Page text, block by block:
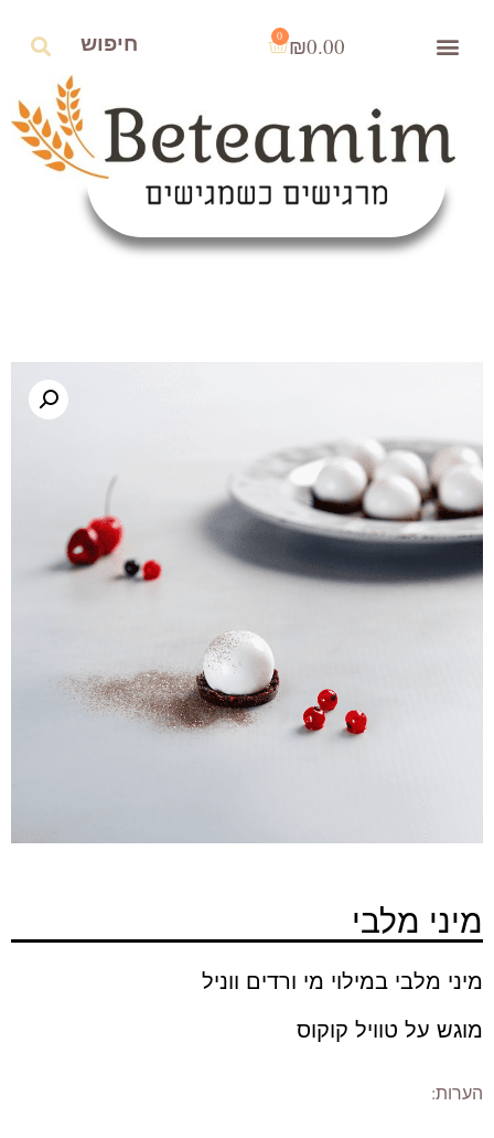
₪0.00
0
מיני מלבי
מיני מלבי במילוי מי ורדים ווניל
מוגש על טוויל קוקוס
הערות: